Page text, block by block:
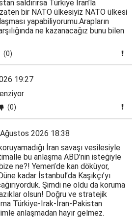
saldırırsa Türkiye İran’la
bir NATO ülkesiyiz NATO ülkesi
yapabiliyorumu.Arapların
ne kazanacağız bunu bilen
(0)
19:27
(0)
2026 18:38
İran savaşı vesilesiyle
bu anlaşma ABD’nin isteğiyle
ne?! Yemen’de kan döküyor,
kadar İstanbul’da Kaşıkçı’yı
Şimdi ne oldu da koruma
olsun! Doğru ve stratejik
Türkiye-Irak-İran-Pakistan
anlaşmadan hayır gelmez.